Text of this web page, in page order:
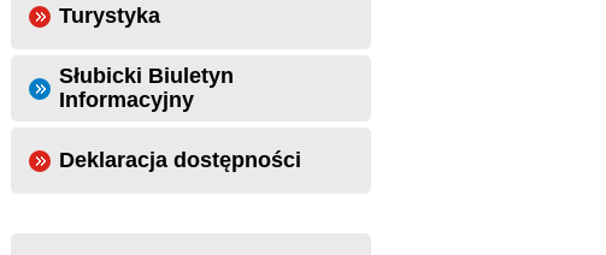
Turystyka
Słubicki Biuletyn
Informacyjny
Deklaracja dostępności